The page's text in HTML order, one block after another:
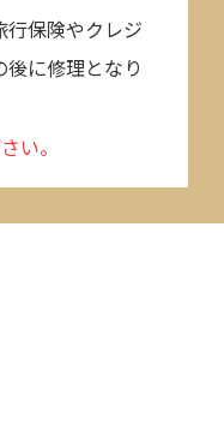
がスムーズです）。
ます。
始です。
保険やクレジ
に修理となり
い。